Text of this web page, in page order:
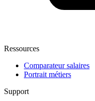
Ressources
Comparateur salaires
Portrait métiers
Support